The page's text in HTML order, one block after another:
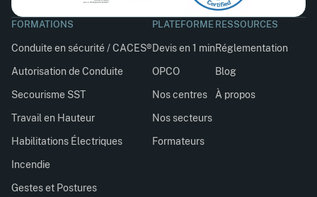
FORMATIONS
Conduite en sécurité / CACES®
Autorisation de Conduite
Secourisme SST
Travail en Hauteur
Habilitations Électriques
Incendie
Gestes et Postures
PLATEFORME
Devis en 1 min
OPCO
Nos centres
Nos secteurs
Formateurs
RESSOURCES
Réglementation
Blog
À propos